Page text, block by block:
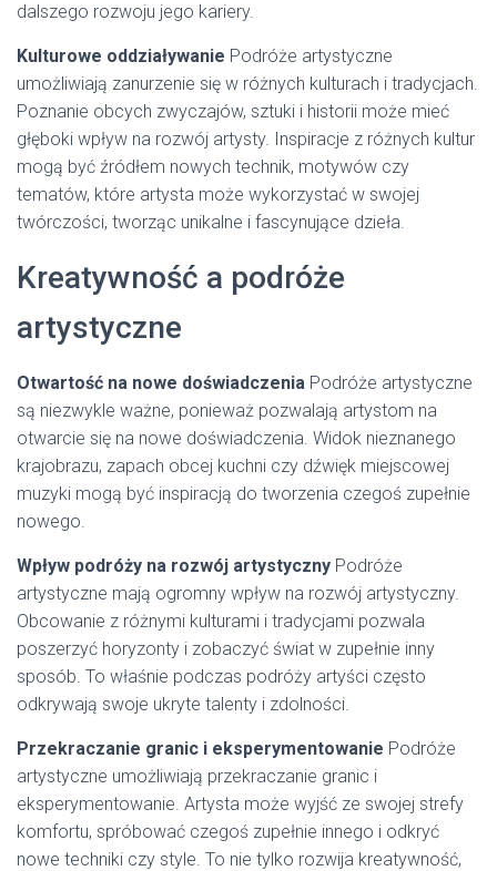
dalszego rozwoju jego kariery.
Kulturowe oddziaływanie Podróże artystyczne
umożliwiają zanurzenie się w różnych kulturach i tradycjach.
Poznanie obcych zwyczajów, sztuki i historii może mieć
głęboki wpływ na rozwój artysty. Inspiracje z różnych kultur
mogą być źródłem nowych technik, motywów czy
tematów, które artysta może wykorzystać w swojej
twórczości, tworząc unikalne i fascynujące dzieła.
Kreatywność a podróże
artystyczne
Otwartość na nowe doświadczenia Podróże artystyczne
są niezwykle ważne, ponieważ pozwalają artystom na
otwarcie się na nowe doświadczenia. Widok nieznanego
krajobrazu, zapach obcej kuchni czy dźwięk miejscowej
muzyki mogą być inspiracją do tworzenia czegoś zupełnie
nowego.
Wpływ podróży na rozwój artystyczny Podróże
artystyczne mają ogromny wpływ na rozwój artystyczny.
Obcowanie z różnymi kulturami i tradycjami pozwala
poszerzyć horyzonty i zobaczyć świat w zupełnie inny
sposób. To właśnie podczas podróży artyści często
odkrywają swoje ukryte talenty i zdolności.
Przekraczanie granic i eksperymentowanie Podróże
artystyczne umożliwiają przekraczanie granic i
eksperymentowanie. Artysta może wyjść ze swojej strefy
komfortu, spróbować czegoś zupełnie innego i odkryć
nowe techniki czy style. To nie tylko rozwija kreatywność,